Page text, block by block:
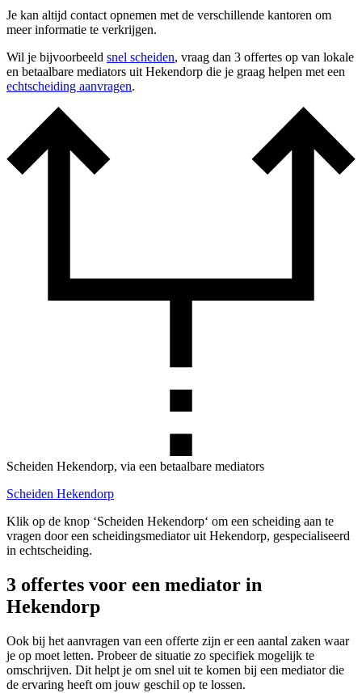
Je kan altijd contact opnemen met de verschillende kantoren om
meer informatie te verkrijgen.
Wil je bijvoorbeeld snel scheiden, vraag dan 3 offertes op van lokale
en betaalbare mediators uit Hekendorp die je graag helpen met een
echtscheiding aanvragen.
Scheiden Hekendorp, via een betaalbare mediators
Scheiden Hekendorp
Klik op de knop ‘Scheiden Hekendorp‘ om een scheiding aan te
vragen door een scheidingsmediator uit Hekendorp, gespecialiseerd
in echtscheiding.
3 offertes voor een mediator in
Hekendorp
Ook bij het aanvragen van een offerte zijn er een aantal zaken waar
je op moet letten. Probeer de situatie zo specifiek mogelijk te
omschrijven. Dit helpt je om snel uit te komen bij een mediator die
de ervaring heeft om jouw geschil op te lossen.